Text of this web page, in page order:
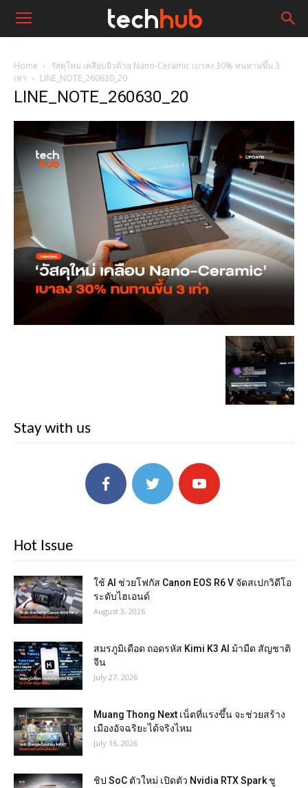
Home
วัสดุใหม่ เคลือบผิวด้วย Nano-Ceramic เบาลง 30% ทนทานขึ้น 3
เท่า
LINE_NOTE_260630_20
LINE_NOTE_260630_20
Stay with us
Hot Issue
ใช้ AI ช่วยโฟกัส Canon EOS R6 V จัดสเปกวิดีโอ
ระดับไฮเอนด์
August 3, 2026
สมรภูมิเดือด ถอดรหัส Kimi K3 AI ม้ามืด สัญชาติ
จีน
July 27, 2026
Muang Thong Next เน็ตที่แรงขึ้น จะช่วยสร้าง
เมืองอัจฉริยะได้จริงไหม
July 16, 2026
ชิป SoC ตัวใหม่ เปิดตัว Nvidia RTX Spark ชู